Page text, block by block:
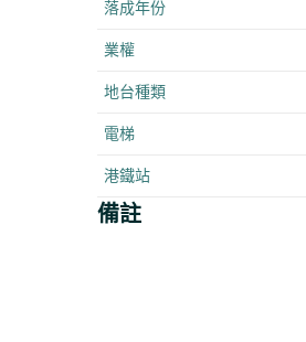
落成年份
業權
地台種類
電梯
港鐵站
備註